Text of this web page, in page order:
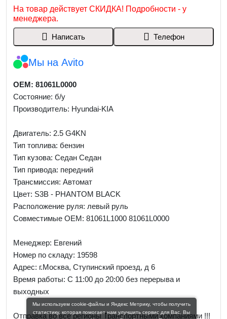
На товар действует СКИДКА! Подробности - у
менеджера.
Написать Телефон
Мы на Avito
OEM: 81061L0000
Состояние: б/у
Производитель: Hyundai-KIA
Двигатель: 2.5 G4KN
Тип топлива: бензин
Тип кузова: Седан Седан
Тип привода: передний
Трансмиссия: Автомат
Цвет: S3B - PHANTOM BLACK
Расположение руля: левый руль
Совместимые OEM: 81061L1000 81061L0000
Менеджер: Евгений
Номер по складу: 19598
Адрес: г.Москва, Ступинский проезд, д 6
Время работы: С 11:00 до 20:00 без перерыва и
выходных
Отправка во все регионы Транспортными компаниями !!!
Мы используем cookie-файлы и Яндекс Метрику, чтобы получить
статистику, которая помогает нам улучшить сервис для Вас. Вы